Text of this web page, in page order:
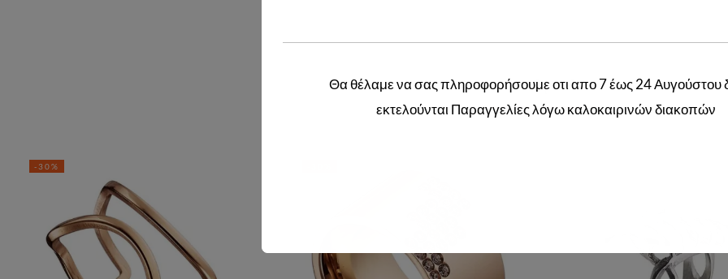
Related products
-30%
Θα θέλαμε να σας πληροφορήσουμε οτι απο 7 έως 24 Αυγούστου
εκτελούνται Παραγγελίες λόγω καλοκαιρινών διακοπών